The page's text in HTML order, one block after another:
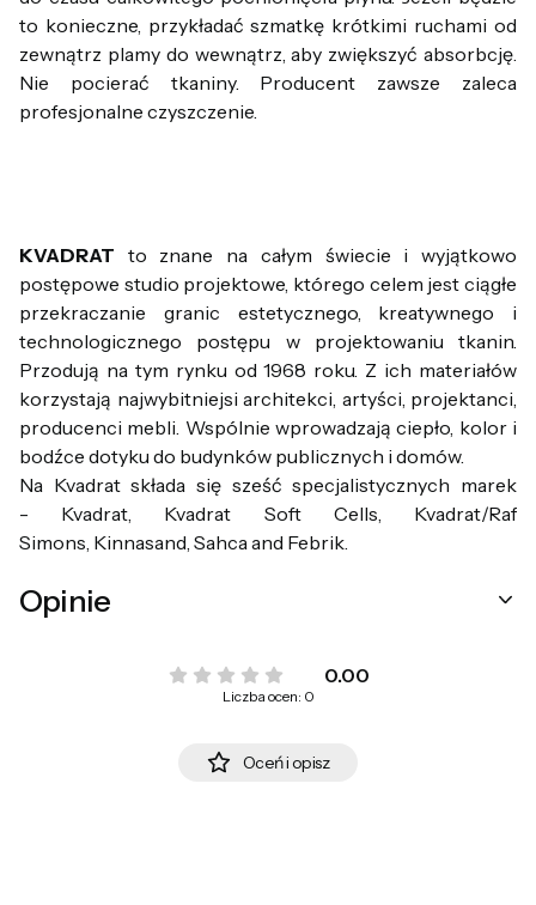
to konieczne, przykładać szmatkę krótkimi ruchami od
zewnątrz plamy do wewnątrz, aby zwiększyć absorbcję.
Nie pocierać tkaniny. Producent zawsze zaleca
profesjonalne czyszczenie.
KVADRAT to znane na całym świecie i wyjątkowo
postępowe studio projektowe, którego celem jest ciągłe
przekraczanie granic estetycznego, kreatywnego i
technologicznego postępu w projektowaniu tkanin.
Przodują na tym rynku od 1968 roku. Z ich materiałów
korzystają najwybitniejsi architekci, artyści, projektanci,
producenci mebli. Wspólnie wprowadzają ciepło, kolor i
bodźce dotyku do budynków publicznych i domów.
Na Kvadrat składa się sześć specjalistycznych marek
- Kvadrat, Kvadrat Soft Cells, Kvadrat/Raf
Simons, Kinnasand, Sahca and Febrik.
Opinie
0.00
Liczba ocen: 0
Oceń i opisz